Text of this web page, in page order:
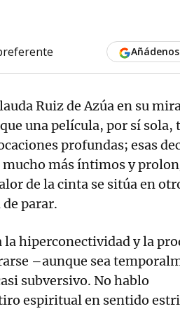
Ruiz de Azúa en su
una película, por sí sola,
profundas; esas
mucho más íntimos y
de la cinta se sitúa en
parar.
la hiperconectividad y la
–aunque sea
subversivo. No hablo
espiritual en sentido